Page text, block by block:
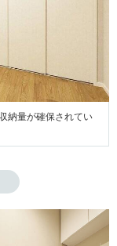
納量が確保されてい